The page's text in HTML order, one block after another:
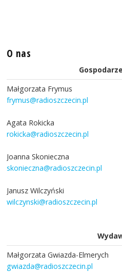
O nas
Małgorzata Frymus
frymus@radioszczecin.pl
Agata Rokicka
rokicka@radioszczecin.pl
Joanna Skonieczna
skonieczna@radioszczecin.pl
Janusz Wilczyński
wilczynski@radioszczecin.pl
Małgorzata Gwiazda-Elmerych
gwiazda@radioszczecin.pl